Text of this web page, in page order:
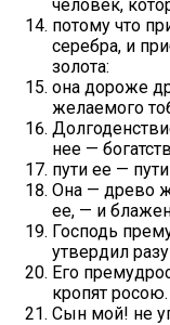
человек,
потому что
серебра, и
золота:
она дороже
желаемого
нее —
пути ее —
Она — древо
ее, — и
Господь
утвердил
Его
кропят росою.
Сын мой! не